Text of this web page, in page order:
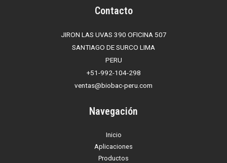
Contacto
JIRON LAS UVAS 390 OFICINA 507
SANTIAGO DE SURCO LIMA
PERU
+51-992-104-298
ventas@biobac-peru.com
Navegación
Inicio
Aplicaciones
Productos